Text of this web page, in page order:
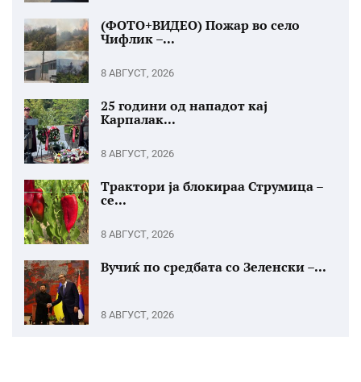
(ФОТО+ВИДЕО) Пожар во село
Чифлик –...
8 АВГУСТ, 2026
25 години од нападот кај
Карпалак...
8 АВГУСТ, 2026
Трактори ја блокираа Струмица –
се...
8 АВГУСТ, 2026
Вучиќ по средбата со Зеленски –...
8 АВГУСТ, 2026